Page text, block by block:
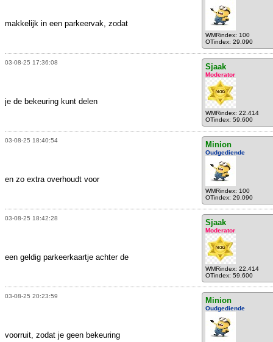
WMRindex: 100
OTindex: 29.090
makkelijk in een parkeervak, zodat
03-08-25 17:36:08 Sjaak
Moderator
WMRindex: 22.414
OTindex: 59.600
je de bekeuring kunt delen
03-08-25 18:40:54 Minion
Oudgediende
WMRindex: 100
OTindex: 29.090
en zo extra overhoudt voor
03-08-25 18:42:28 Sjaak
Moderator
WMRindex: 22.414
OTindex: 59.600
een geldig parkeerkaartje achter de
03-08-25 20:23:59 Minion
Oudgediende
voorruit, zodat je geen bekeuring